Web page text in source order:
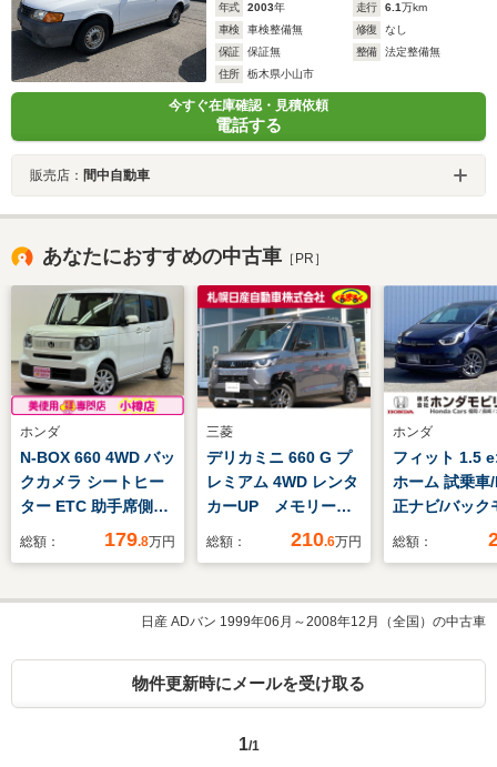
年式 2003年 走行 6.1万km
車検
車検整備無 修復
なし
保証
保証無 整備
法定整備無
住所
栃木県小山市
今すぐ在庫確認・見積依頼
電話する
販売店： 間中自動車
あなたにおすすめの中古車 ［PR］
ホンダ
N-BOX 660 4WD バッ
クカメラ シートヒー
ター ETC 助手席側電
動スライドドア 衝
イドリングストップ
AAC フルオートエア
総額： 179.8万円
三菱
デリカミニ 660 G プ
レミアム 4WD レンタ
カーUP メモリーナ
ビ マイパイロット
トスライドドア 衝突
被害軽減ブレーキ
コン シートヒーター
総額： 210.6万円
ホンダ
フィット 1.5
ホーム 試乗車
正ナビ/バック
ー/ホンダセン
総額：
日産 ADバン 1999年06月～2008年12月（全国）の中古車
物件更新時にメールを受け取る
1/1